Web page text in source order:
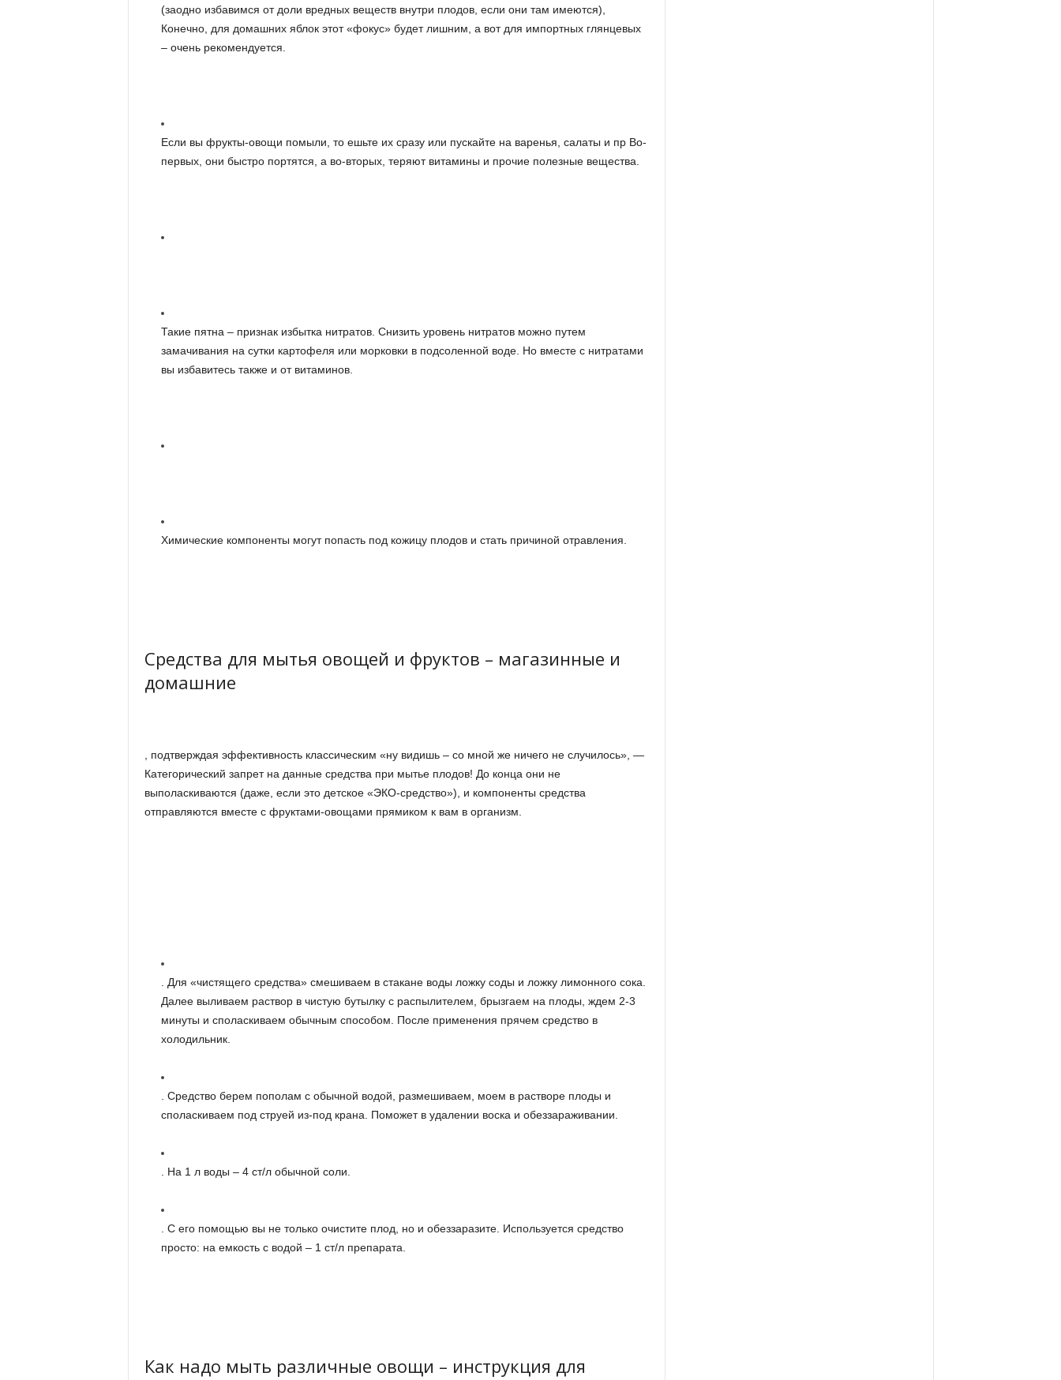
(заодно избавимся от доли вредных веществ внутри плодов, если они там имеются),
Конечно, для домашних яблок этот «фокус» будет лишним, а вот для импортных глянцевых
– очень рекомендуется.
Если вы фрукты-овощи помыли, то ешьте их сразу или пускайте на варенья, салаты и пр Во-
первых, они быстро портятся, а во-вторых, теряют витамины и прочие полезные вещества.
Такие пятна – признак избытка нитратов. Снизить уровень нитратов можно путем
замачивания на сутки картофеля или морковки в подсоленной воде. Но вместе с нитратами
вы избавитесь также и от витаминов.
Химические компоненты могут попасть под кожицу плодов и стать причиной отравления.
Средства для мытья овощей и фруктов – магазинные и
домашние
, подтверждая эффективность классическим «ну видишь – со мной же ничего не случилось», —
Категорический запрет на данные средства при мытье плодов! До конца они не
выполаскиваются (даже, если это детское «ЭКО-средство»), и компоненты средства
отправляются вместе с фруктами-овощами прямиком к вам в организм.
. Для «чистящего средства» смешиваем в стакане воды ложку соды и ложку лимонного сока.
Далее выливаем раствор в чистую бутылку с распылителем, брызгаем на плоды, ждем 2-3
минуты и споласкиваем обычным способом. После применения прячем средство в
холодильник.
. Средство берем пополам с обычной водой, размешиваем, моем в растворе плоды и
споласкиваем под струей из-под крана. Поможет в удалении воска и обеззараживании.
. На 1 л воды – 4 ст/л обычной соли.
. С его помощью вы не только очистите плод, но и обеззаразите. Используется средство
просто: на емкость с водой – 1 ст/л препарата.
Как надо мыть различные овощи – инструкция для